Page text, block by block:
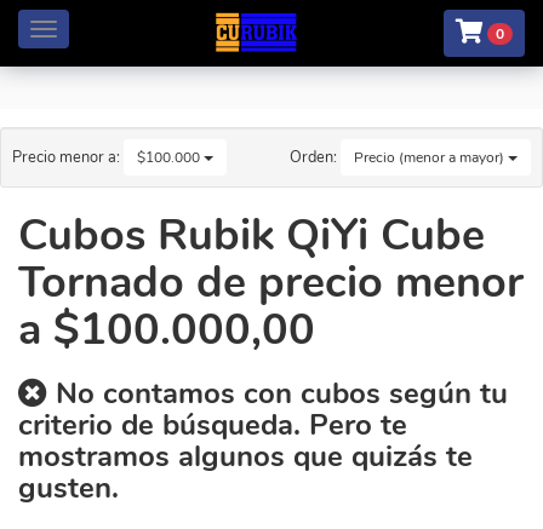
Menú 0
Precio menor a: $100.000 Orden: Precio (menor a mayor)
Cubos Rubik QiYi Cube
Tornado de precio menor
a $100.000,00
No contamos con cubos según tu
criterio de búsqueda. Pero te
mostramos algunos que quizás te
gusten.